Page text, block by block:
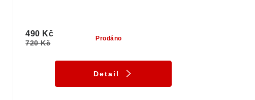
Prodáno
490 Kč
720 Kč
Detail